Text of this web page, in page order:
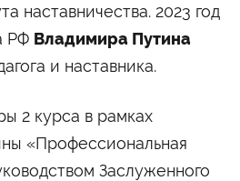
Очно-заочная форма обучения
наставничества. 2023 год
РФ Владимира Путина
и наставника.
2 курса в рамках
«Профессиональная
Заслуженного